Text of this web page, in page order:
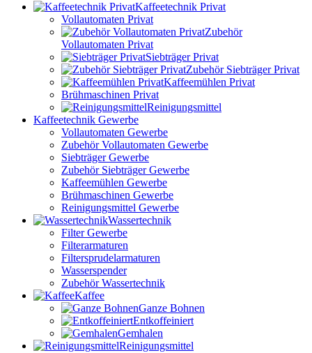
Kaffeetechnik Privat
Vollautomaten Privat
Zubehör
Vollautomaten Privat
Siebträger Privat
Zubehör Siebträger Privat
Kaffeemühlen Privat
Brühmaschinen Privat
Reinigungsmittel
Kaffeetechnik Gewerbe
Vollautomaten Gewerbe
Zubehör Vollautomaten Gewerbe
Siebträger Gewerbe
Zubehör Siebträger Gewerbe
Kaffeemühlen Gewerbe
Brühmaschinen Gewerbe
Reinigungsmittel Gewerbe
Wassertechnik
Filter Gewerbe
Filterarmaturen
Filtersprudelarmaturen
Wasserspender
Zubehör Wassertechnik
Kaffee
Ganze Bohnen
Entkoffeiniert
Gemhalen
Reinigungsmittel